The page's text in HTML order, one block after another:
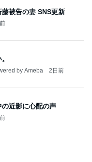
藤被告の妻 SNS更新
by Ameba 2日前
の近影に心配の声